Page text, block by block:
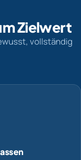
Zielwert
vollständig